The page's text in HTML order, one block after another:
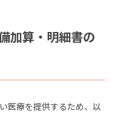
加算・明細書の
医療を提供するため、以